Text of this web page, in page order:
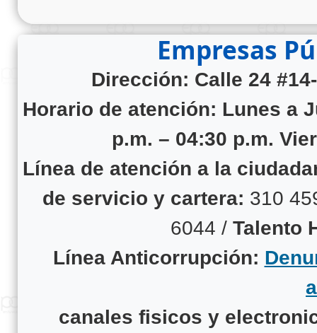
Empresas
Dirección: Calle 24
Horario de atención: Lunes a
p.m. – 04:30 p.m.
Línea de atención a la
de servicio y cartera: 310
6044 / Talento
Línea Anticorrupción:
canales fisicos y